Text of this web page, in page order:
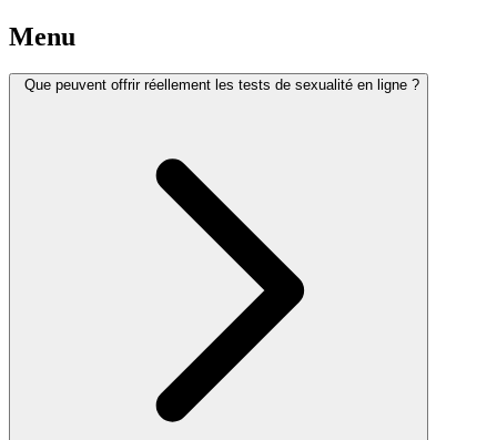
Menu
Que peuvent offrir réellement les tests de sexualité en ligne ?